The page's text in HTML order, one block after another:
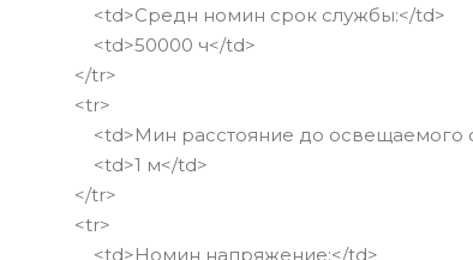
<td>Средн номин срок службы:</td>
<td>50000 ч</td>
</tr>
<tr>
<td>Мин расстояние до освещаемого
<td>1 м</td>
</tr>
<tr>
<td>Номин напряжение:</td>